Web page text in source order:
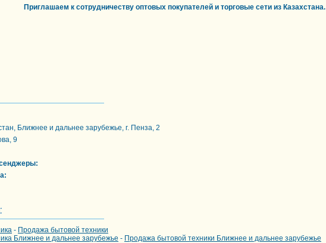
Приглашаем к сотрудничеству оптовых покупателей и торговые сети из Казахстана.
Ближнее и дальнее зарубежье, г. Пенза, 2
9
- Продажа бытовой техники
Ближнее и дальнее зарубежье - Продажа бытовой техники Ближнее и дальнее зарубежье